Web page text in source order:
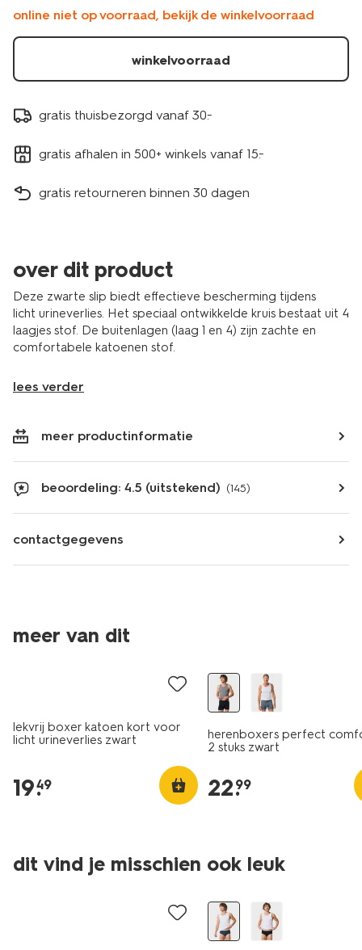
online niet op voorraad, bekijk de winkelvoorraad
winkelvoorraad
gratis thuisbezorgd vanaf 30.-
gratis afhalen in 500+ winkels vanaf 15.-
gratis retourneren binnen 30 dagen
over dit product
Deze zwarte slip biedt effectieve bescherming tijdens
licht urineverlies. Het speciaal ontwikkelde kruis bestaat uit 4
laagjes stof. De buitenlagen (laag 1 en 4) zijn zachte en
comfortabele katoenen stof.
lees verder
meer productinformatie
beoordeling: 4.5 (uitstekend) (145)
contactgegevens
meer van dit
2+1 gratis
lekvrij boxer katoen kort voor
licht urineverlies zwart
19.
49
herenboxers perfect
2 stuks zwart
22.
99
dit vind je misschien ook leuk
2+1 gratis 2+1 gratis